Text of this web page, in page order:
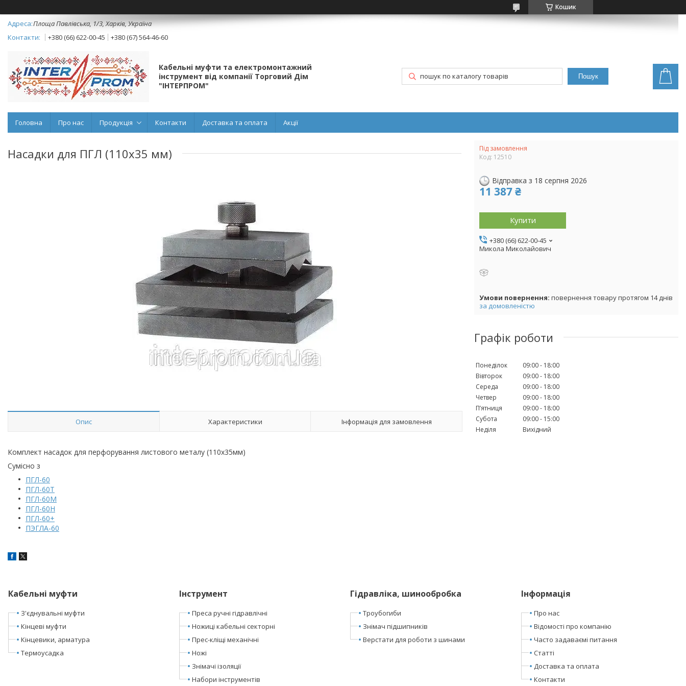
Кошик
Площа Павлівська, 1/3, Харків, Україна
+380 (66) 622-00-45
+380 (67) 564-46-60
Кабельні муфти та електромонтажний
інструмент від компанії Торговий Дім
"ІНТЕРПРОМ"
Пошук
Головна Про нас Продукція Контакти Доставка та оплата Акції
Насадки для ПГЛ (110х35 мм)
Опис Характеристики Інформація для замовлення
Комплект насадок для перфорування листового металу (110х35мм)
Сумісно з
ПГЛ-60
ПГЛ-60Т
ПГЛ-60М
ПГЛ-60Н
ПГЛ-60+
ПЭГЛА-60
Під замовлення
Код: 12510
Відправка з 18 серпня 2026
11 387 ₴
Купити
+380 (66) 622-00-45
Микола Миколайович
повернення товару протягом 14 днів
за домовленістю
Графік роботи
Понеділок 09:00
18:00
Вівторок
09:00
18:00
Середа
09:00
18:00
Четвер
09:00
18:00
Пʼятниця
09:00
18:00
Субота
09:00
15:00
Неділя
Вихідний
Кабельні муфти
З'єднувальні муфти
Кінцеві муфти
Кінцевики, арматура
Термоусадка
Інструмент
Преса ручні гідравлічні
Ножиці кабельні секторні
Прес-кліщі механічні
Ножі
Знімачі ізоляції
Набори інструментів
Гідравліка, шинообробка
Троубогиби
Знімач підшипників
Верстати для роботи з шинами
Інформація
Про нас
Відомості про компанію
Часто задаваємі питання
Статті
Доставка та оплата
Контакти